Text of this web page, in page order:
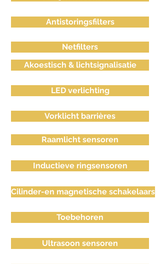
Antistoringsfilters
Netfilters
Akoestisch & lichtsignalisatie
LED verlichting
Vorklicht barrières
Raamlicht sensoren
Inductieve ringsensoren
Cilinder-en magnetische schakelaars
Toebehoren
Ultrasoon sensoren